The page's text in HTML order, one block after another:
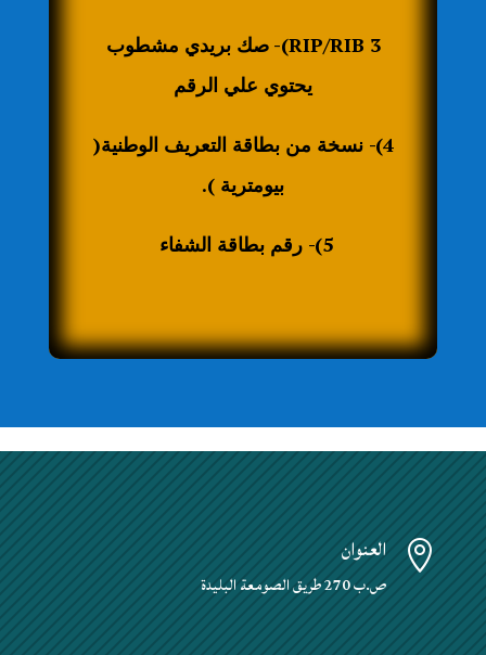
RIP/RIB3)- صك بريدي مشطوب
يحتوي علي الرقم
4)- نسخة من بطاقة التعريف الوطنية(
بيومترية ).
5)- رقم بطاقة الشفاء
 العنوان
ص.ب 270 طريق الصومعة البليدة